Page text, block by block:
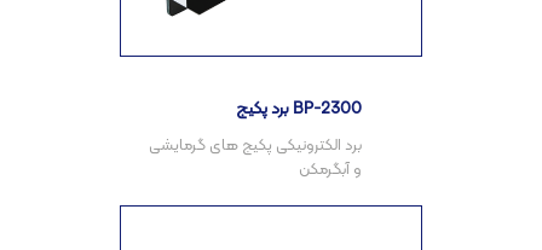
برد پکیج BP-2300
برد الکترونیکی پکیج های گرمایشی